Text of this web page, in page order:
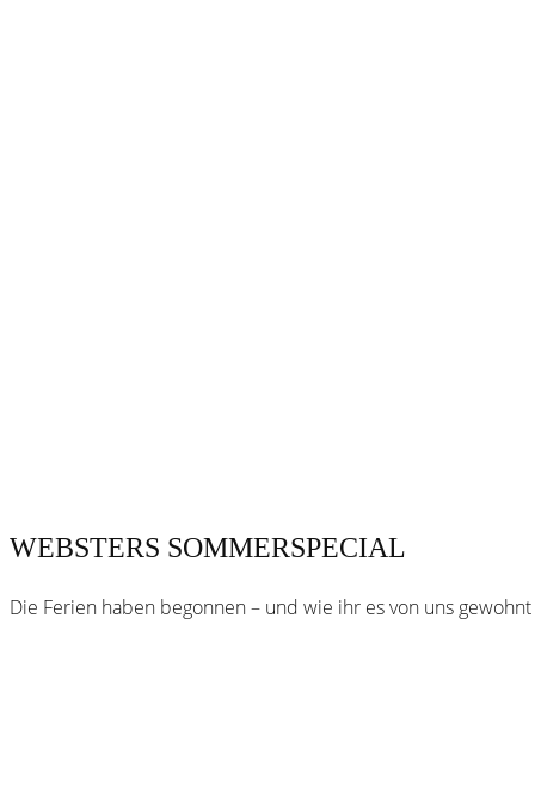
WEBSTERS SOMMERSPECIAL
Die Ferien haben begonnen – und wie ihr es von uns